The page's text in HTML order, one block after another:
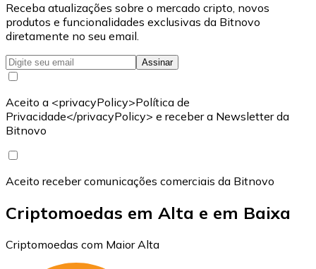
Receba atualizações sobre o mercado cripto, novos
produtos e funcionalidades exclusivas da Bitnovo
diretamente no seu email.
Assinar
Aceito a <privacyPolicy>Política de
Privacidade</privacyPolicy> e receber a Newsletter da
Bitnovo
Aceito receber comunicações comerciais da Bitnovo
Criptomoedas em Alta e em Baixa
Criptomoedas com Maior Alta